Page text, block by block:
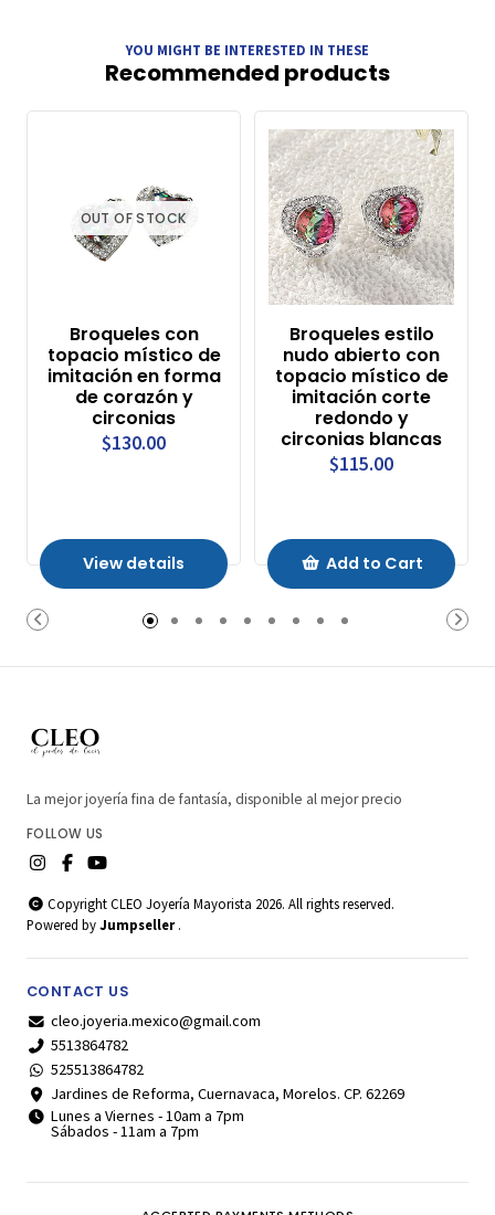
YOU MIGHT BE INTERESTED IN THESE
Recommended products
OUT OF STOCK
Broqueles con
topacio místico de
imitación en forma
de corazón y
circonias
$130.00
View details
Broqueles estilo
nudo abierto con
topacio místico de
imitación corte
redondo y
circonias blancas
$115.00
Add to Cart
La mejor joyería fina de fantasía, disponible al mejor precio
FOLLOW US
Copyright CLEO Joyería Mayorista 2026. All rights reserved.
Powered byJumpseller .
CONTACT US
cleo.joyeria.mexico@gmail.com
5513864782
525513864782
Jardines de Reforma, Cuernavaca, Morelos. CP. 62269
Lunes a Viernes - 10am a 7pm
Sábados - 11am a 7pm